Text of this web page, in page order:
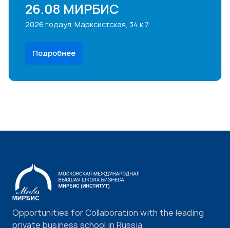
26.08
2026 года
МИРБИС
ул. Марксистская, 34 к.7
Подробнее
Opportunities for Collaboration with the leading
private business school in Russia